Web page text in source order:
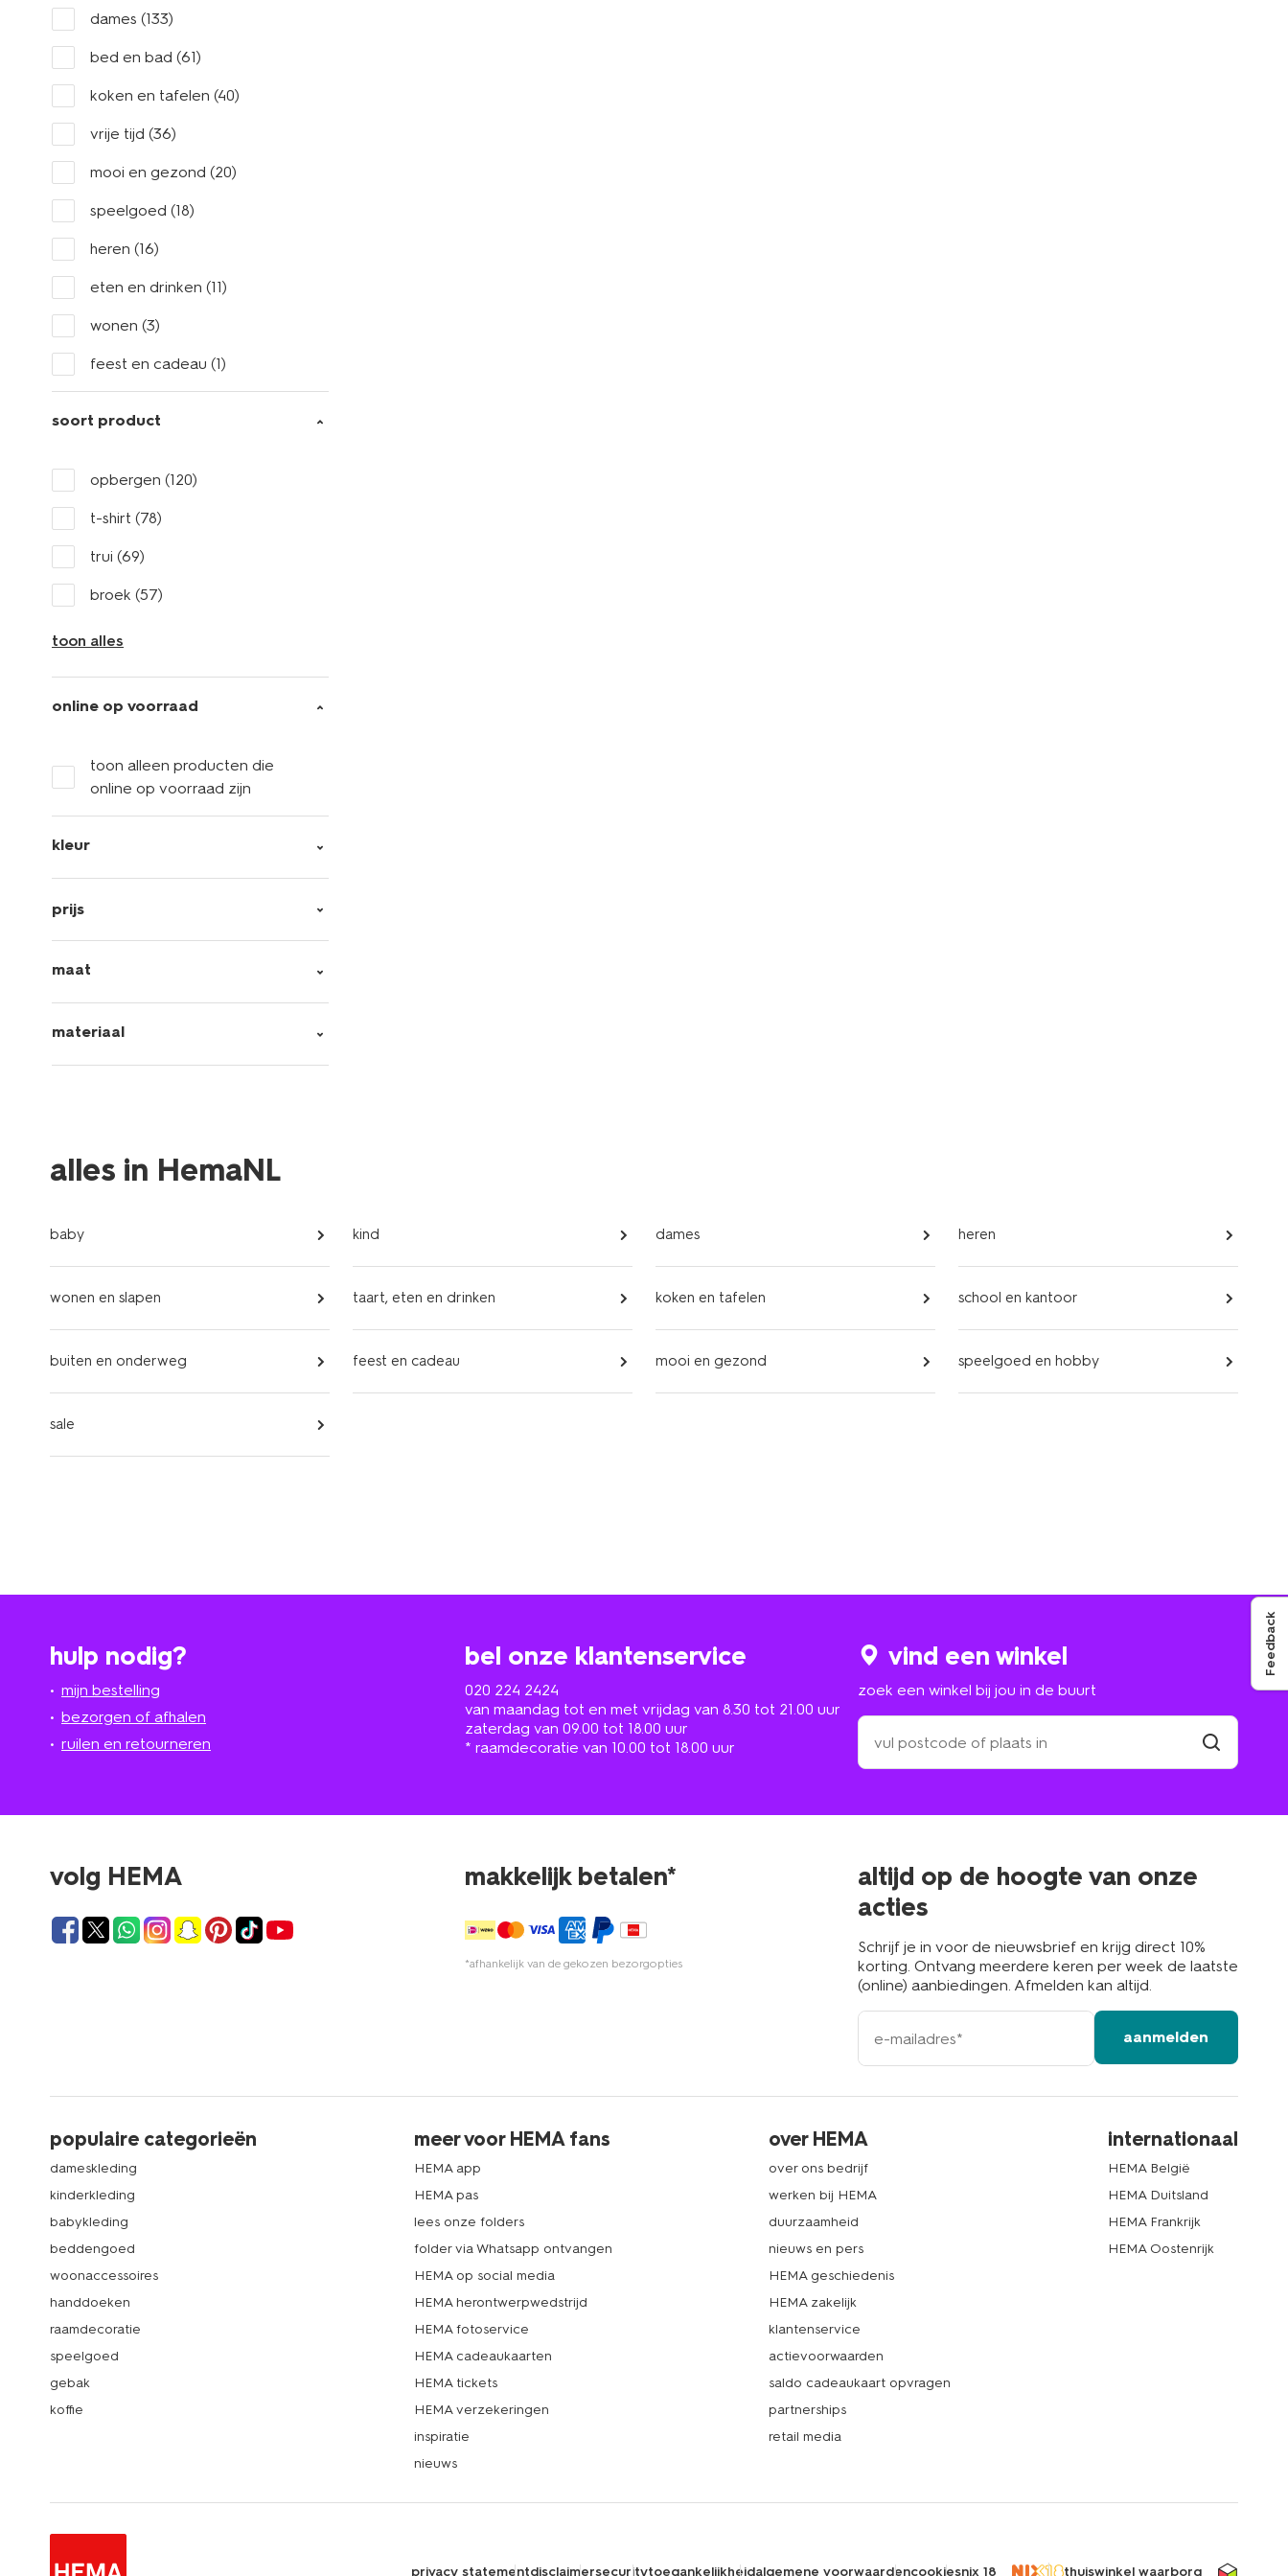
dames (133)
bed en bad (61)
koken en tafelen (40)
vrije tijd (36)
mooi en gezond (20)
speelgoed (18)
heren (16)
eten en drinken (11)
wonen (3)
feest en cadeau (1)
soort product
opbergen (120)
t-shirt (78)
trui (69)
broek (57)
toon alles
online op voorraad
toon alleen producten die
online op voorraad zijn
kleur
prijs
maat
materiaal
Feedback
alles in HemaNL
baby kind dames heren
wonen en slapen taart, eten en drinken koken en tafelen school en kantoor
buiten en onderweg feest en cadeau mooi en gezond speelgoed en hobby
sale
hulp nodig?
mijn bestelling
bezorgen of afhalen
ruilen en retourneren
bel onze klantenservice
020 224 2424
van maandag tot en met vrijdag van 8.30 tot 21.00 uur
zaterdag van 09.00 tot 18.00 uur
* raamdecoratie van 10.00 tot 18.00 uur
vind een winkel
zoek een winkel bij jou in de buurt
zoek
een
winkel
in
volg HEMA makkelijk betalen*
*afhankelijk van de gekozen bezorgopties
altijd op de hoogte van onze
acties
Schrijf je in voor de nieuwsbrief en krijg direct 10%
korting. Ontvang meerdere keren per week de laatste
(online) aanbiedingen. Afmelden kan altijd.
e-
mailadres
aanmelden
populaire categorieën
dameskleding
kinderkleding
babykleding
beddengoed
woonaccessoires
handdoeken
raamdecoratie
speelgoed
gebak
koffie
meer voor HEMA fans
HEMA app
HEMA pas
lees onze folders
folder via Whatsapp ontvangen
HEMA op social media
HEMA herontwerpwedstrijd
HEMA fotoservice
HEMA cadeaukaarten
HEMA tickets
HEMA verzekeringen
inspiratie
nieuws
over HEMA
over ons bedrijf
werken bij HEMA
duurzaamheid
nieuws en pers
HEMA geschiedenis
HEMA zakelijk
klantenservice
actievoorwaarden
saldo cadeaukaart opvragen
partnerships
retail media
internationaal
HEMA België
HEMA Duitsland
HEMA Frankrijk
HEMA Oostenrijk
privacy statementdisclaimersecuritytoegankelijkheidalgemene voorwaardencookiesnix 18 thuiswinkel waarborg